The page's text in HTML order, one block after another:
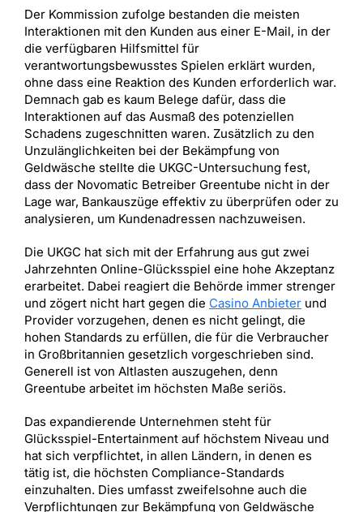
Der Kommission zufolge bestanden die meisten
Interaktionen mit den Kunden aus einer E-Mail, in der
die verfügbaren Hilfsmittel für
verantwortungsbewusstes Spielen erklärt wurden,
ohne dass eine Reaktion des Kunden erforderlich war.
Demnach gab es kaum Belege dafür, dass die
Interaktionen auf das Ausmaß des potenziellen
Schadens zugeschnitten waren. Zusätzlich zu den
Unzulänglichkeiten bei der Bekämpfung von
Geldwäsche stellte die UKGC-Untersuchung fest,
dass der Novomatic Betreiber Greentube nicht in der
Lage war, Bankauszüge effektiv zu überprüfen oder zu
analysieren, um Kundenadressen nachzuweisen.
Die UKGC hat sich mit der Erfahrung aus gut zwei
Jahrzehnten Online-Glücksspiel eine hohe Akzeptanz
erarbeitet. Dabei reagiert die Behörde immer strenger
und zögert nicht hart gegen die Casino Anbieter und
Provider vorzugehen, denen es nicht gelingt, die
hohen Standards zu erfüllen, die für die Verbraucher
in Großbritannien gesetzlich vorgeschrieben sind.
Generell ist von Altlasten auszugehen, denn
Greentube arbeitet im höchsten Maße seriös.
Das expandierende Unternehmen steht für
Glücksspiel-Entertainment auf höchstem Niveau und
hat sich verpflichtet, in allen Ländern, in denen es
tätig ist, die höchsten Compliance-Standards
einzuhalten. Dies umfasst zweifelsohne auch die
Verpflichtungen zur Bekämpfung von Geldwäsche